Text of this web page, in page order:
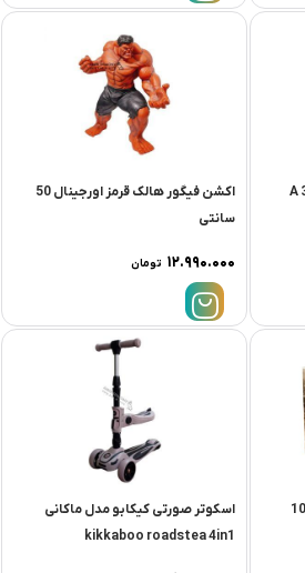
اکشن فیگور هالک قرمز اورجینال 50
سانتی
۱۲.۹۹۰.۰۰۰ تومان
اسكوتر صورتی کیکابو مدل ماكانی
kikkaboo roadstea 4in1